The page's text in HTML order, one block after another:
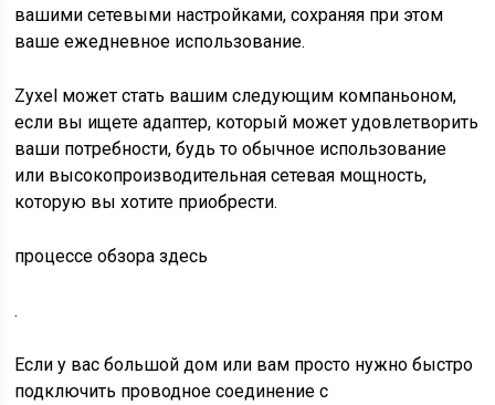
вашими сетевыми настройками, сохраняя при этом
ваше ежедневное использование.
Zyxel может стать вашим следующим компаньоном,
если вы ищете адаптер, который может удовлетворить
ваши потребности, будь то обычное использование
или высокопроизводительная сетевая мощность,
которую вы хотите приобрести.
процессе обзора здесь
.
Если у вас большой дом или вам просто нужно быстро
подключить проводное соединение с